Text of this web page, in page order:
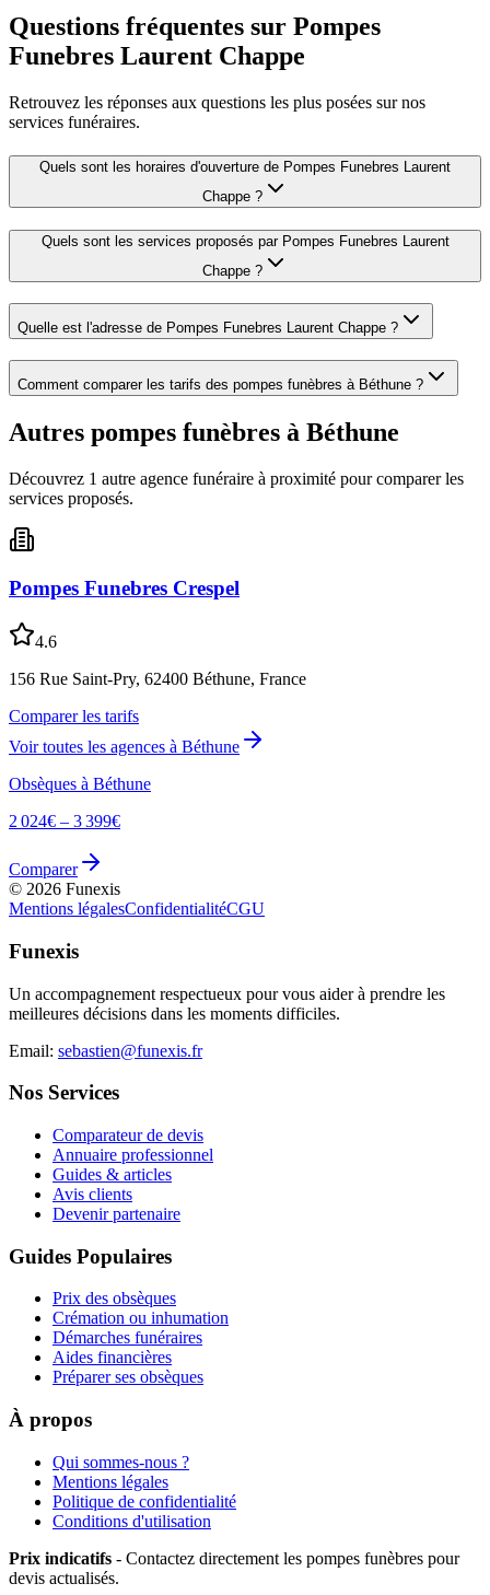
Questions fréquentes sur Pompes
Funebres Laurent Chappe
Retrouvez les réponses aux questions les plus posées sur nos
services funéraires.
Quels sont les horaires d'ouverture de Pompes Funebres Laurent
Chappe?
Quels sont les services proposés par Pompes Funebres Laurent
Chappe?
Quelle est l'adresse de Pompes Funebres Laurent Chappe ?
Comment comparer les tarifs des pompes funèbres à Béthune ?
Autres pompes funèbres à Béthune
Découvrez 1 autre agence funéraire à proximité pour comparer les
services proposés.
Pompes Funebres Crespel
4.6
156 Rue Saint-Pry, 62400 Béthune, France
Comparer les tarifs
Voir toutes les agences à Béthune
Obsèques à Béthune
2 024€ – 3 399€
Comparer
© 2026 Funexis
Mentions légalesConfidentialitéCGU
Funexis
Un accompagnement respectueux pour vous aider à prendre les
meilleures décisions dans les moments difficiles.
Email: sebastien@funexis.fr
Nos Services
Comparateur de devis
Annuaire professionnel
Guides & articles
Avis clients
Devenir partenaire
Guides Populaires
Prix des obsèques
Crémation ou inhumation
Démarches funéraires
Aides financières
Préparer ses obsèques
À propos
Qui sommes-nous ?
Mentions légales
Politique de confidentialité
Conditions d'utilisation
Prix indicatifs - Contactez directement les pompes funèbres pour
devis actualisés.